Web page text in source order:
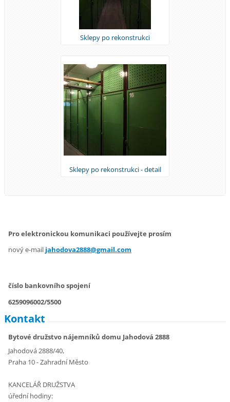
Sklepy po rekonstrukci
Sklepy po rekonstrukci - detail
Pro elektronickou komunikaci používejte prosím
nový e-mail jahodova2888@gmail.com
číslo bankovního spojení
6259096002/5500
Kontakt
Bytové družstvo nájemníků domu Jahodová 2888
Jahodová 2888/40,
Praha 10 - Zahradní Město
KANCELÁŘ DRUŽSTVA
úřední hodiny: